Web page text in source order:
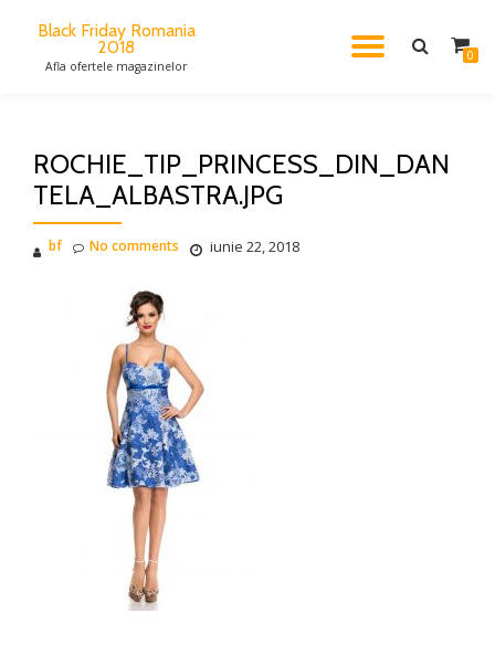
Black Friday Romania
2018
Afla ofertele magazinelor
0
ROCHIE_TIP_PRINCESS_DIN_DAN
TELA_ALBASTRA.JPG
bf iunie 22, 2018
No comments